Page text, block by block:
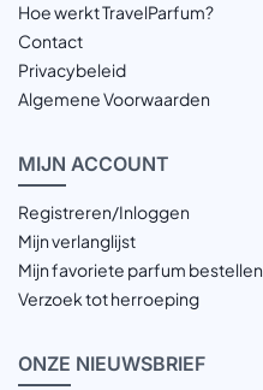
Hoe werkt TravelParfum?
Contact
Privacybeleid
Algemene Voorwaarden
MIJN ACCOUNT
Registreren/Inloggen
Mijn verlanglijst
Mijn favoriete parfum bestellen
Verzoek tot herroeping
ONZE NIEUWSBRIEF